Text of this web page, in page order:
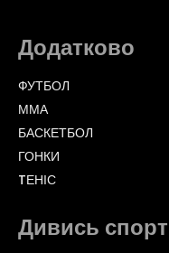
Додатково
ФУТБОЛ
ММА
БАСКЕТБОЛ
ГОНКИ
TЕНІС
Дивись